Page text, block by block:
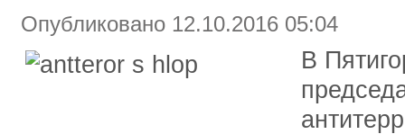
Опубликовано 12.10.2016 05:04
В